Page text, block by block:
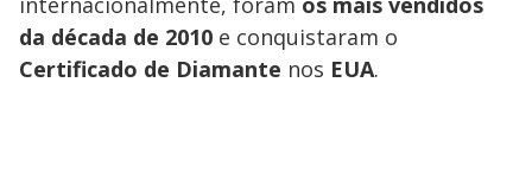
da década de 2010 e conquistaram o
Certificado de Diamante nos EUA.